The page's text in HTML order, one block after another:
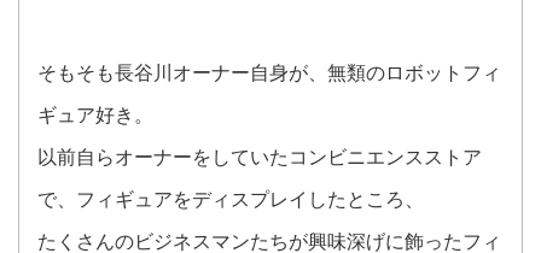
そもそも長谷川オーナー自身が、無類のロボットフィ
ギュア好き。
以前自らオーナーをしていたコンビニエンスストア
で、フィギュアをディスプレイしたところ、
たくさんのビジネスマンたちが興味深げに飾ったフィ